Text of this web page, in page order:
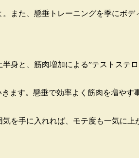
また、懸垂トレーニングを季にボ
半身と、筋肉増加による”テストステ
ます。懸垂で効率よく筋肉を増や
を手に入れれば、モテ度も一気に上